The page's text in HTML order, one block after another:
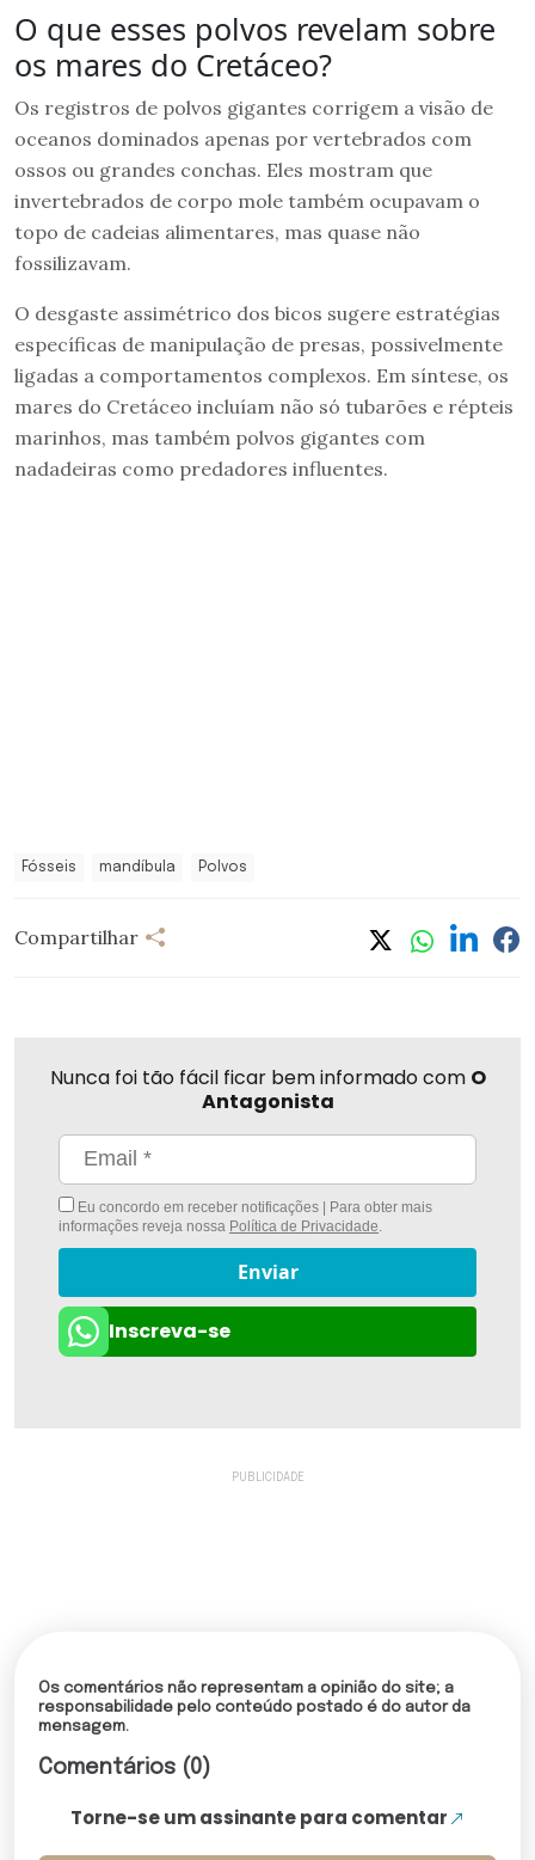
O que esses polvos revelam sobre
os mares do Cretáceo?
Os registros de polvos gigantes corrigem a visão de
oceanos dominados apenas por vertebrados com
ossos ou grandes conchas. Eles mostram que
invertebrados de corpo mole também ocupavam o
topo de cadeias alimentares, mas quase não
fossilizavam.
O desgaste assimétrico dos bicos sugere estratégias
específicas de manipulação de presas, possivelmente
ligadas a comportamentos complexos. Em síntese, os
mares do Cretáceo incluíam não só tubarões e répteis
marinhos, mas também polvos gigantes com
nadadeiras como predadores influentes.
Fósseis mandíbula Polvos
Compartilhar
Nunca foi tão fácil ficar bem informado com O
Antagonista
Eu concordo em receber notificações | Para obter mais
informações reveja nossa Política de Privacidade.
Enviar
Inscreva-se
Os comentários não representam a opinião do site; a
responsabilidade pelo conteúdo postado é do autor da
mensagem.
Comentários (0)
Torne-se um assinante para comentar